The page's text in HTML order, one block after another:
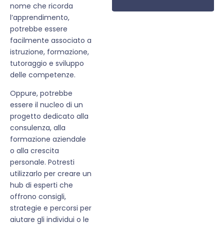
nome che ricorda
l’apprendimento,
potrebbe essere
facilmente associato a
istruzione, formazione,
tutoraggio e sviluppo
delle competenze.
Oppure, potrebbe
essere il nucleo di un
progetto dedicato alla
consulenza, alla
formazione aziendale
o alla crescita
personale. Potresti
utilizzarlo per creare un
hub di esperti che
offrono consigli,
strategie e percorsi per
aiutare gli individui o le